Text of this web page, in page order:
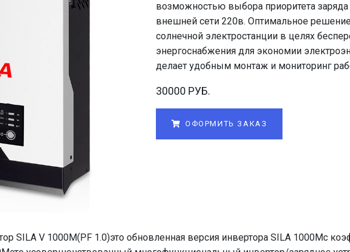
возможностью выбора приоритета
внешней сети 220в. Оптимальное
солнечной электростанции в целях
энергоснабжения для экономии
делает удобным монтаж и мониторинг
30000 РУБ.
ОФОРМИТЬ ЗАКАЗ
SILA V 1000M(PF 1.0)это обновленная версия инвертора SILA 1000Mс